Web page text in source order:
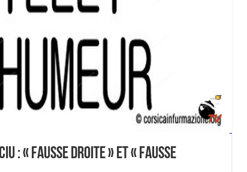
: « fausse droite » et « fausse